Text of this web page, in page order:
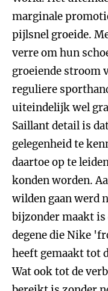
marginale
pijlsnel groeide.
verre om hun
groeiende stroom
reguliere
uiteindelijk wel
Saillant detail is
gelegenheid te
daartoe op te
konden worden.
wilden gaan werd
bijzonder maakt is
degene die Nike
heeft gemaakt tot
Wat ook tot de